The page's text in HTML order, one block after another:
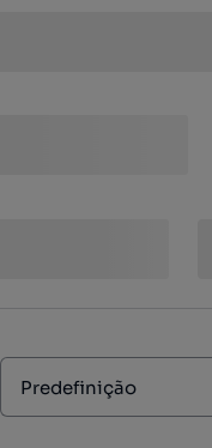
Predefinição